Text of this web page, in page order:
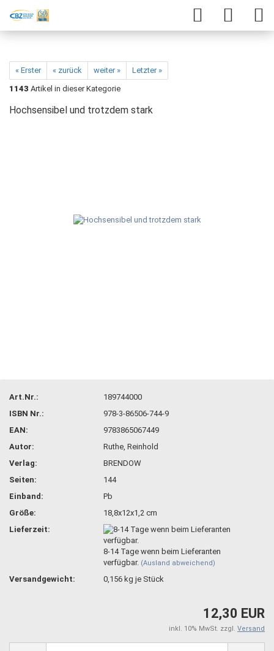
« Erster « zurück weiter »
Letzter »
1143 Artikel in dieser Kategorie
Hochsensibel und trotzdem stark
Art.Nr.:
189744000
ISBN Nr.:
978-3-86506-744-9
EAN:
9783865067449
Autor:
Ruthe, Reinhold
Verlag:
BRENDOW
Seiten:
144
Einband:
Pb
Größe:
18,8x12x1,2 cm
Lieferzeit:
8-14 Tage wenn beim Lieferanten
verfügbar. (Ausland abweichend)
Versandgewicht: 0,156 kg je Stück
12,30 EUR
inkl. 10% MwSt. zzgl. Versand